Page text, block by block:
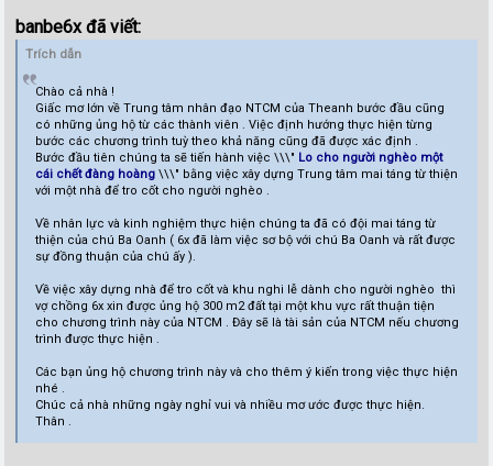
banbe6x đã viết:
Trích dẫn
Chào cả nhà !
Giấc mơ lớn về Trung tâm nhân đạo NTCM của Theanh bước đầu cũng
có những ủng hộ từ các thành viên . Việc định hướng thực hiện từng
bước các chương trình tuỳ theo khả năng cũng đã được xác định .
Bước đầu tiên chúng ta sẽ tiến hành việc \\\" Lo cho người nghèo một
cái chết đàng hoàng\\\" bằng việc xây dựng Trung tâm mai táng từ thiện
với một nhà để tro cốt cho người nghèo .
Về nhân lực và kinh nghiệm thực hiện chúng ta đã có đội mai táng từ
thiện của chú Ba Oanh ( 6x đã làm việc sơ bộ với chú Ba Oanh và rất được
sự đồng thuận của chú ấy ).
Về việc xây dựng nhà để tro cốt và khu nghi lễ dành cho người nghèo thì
vợ chồng 6x xin được ủng hộ 300 m2 đất tại một khu vực rất thuận tiện
cho chương trình này của NTCM . Đây sẽ là tài sản của NTCM nếu chương
trình được thực hiện .
Các bạn ủng hộ chương trình này và cho thêm ý kiến trong việc thực hiện
nhé .
Chúc cả nhà những ngày nghỉ vui và nhiều mơ ước được thực hiện.
Thân .